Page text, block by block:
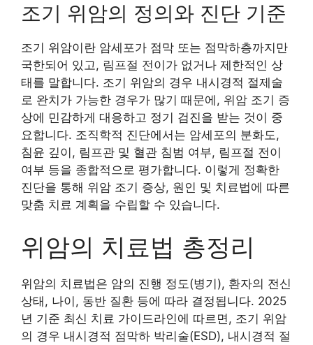
조기 위암의 정의와 진단 기준
조기 위암이란 암세포가 점막 또는 점막하층까지만
국한되어 있고, 림프절 전이가 없거나 제한적인 상
태를 말합니다. 조기 위암의 경우 내시경적 절제술
로 완치가 가능한 경우가 많기 때문에, 위암 조기 증
상에 민감하게 대응하고 정기 검진을 받는 것이 중
요합니다. 조직학적 진단에서는 암세포의 분화도,
침윤 깊이, 림프관 및 혈관 침범 여부, 림프절 전이
여부 등을 종합적으로 평가합니다. 이렇게 정확한
진단을 통해 위암 조기 증상, 원인 및 치료법에 따른
맞춤 치료 계획을 수립할 수 있습니다.
위암의 치료법 총정리
위암의 치료법은 암의 진행 정도(병기), 환자의 전신
상태, 나이, 동반 질환 등에 따라 결정됩니다. 2025
년 기준 최신 치료 가이드라인에 따르면, 조기 위암
의 경우 내시경적 점막하 박리술(ESD), 내시경적 절